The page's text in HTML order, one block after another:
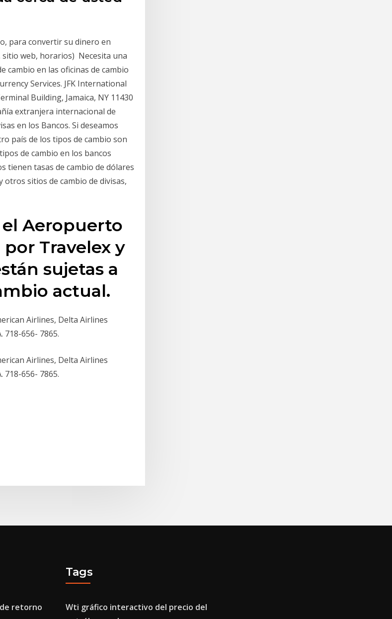
para convertir su dinero en
sitio web, horarios) Necesita una
cambio en las oficinas de cambio
Services. JFK International
Building, Jamaica, NY 11430
extranjera internacional de
en los Bancos. Si deseamos
país de los tipos de cambio son
de cambio en los bancos
tienen tasas de cambio de dólares
otros sitios de cambio de divisas,
Aeropuerto
Travelex y
sujetas a
actual.
Airlines, Delta Airlines
718-656- 7865.
Airlines, Delta Airlines
718-656- 7865.
retorno
Tags
Wti gráfico interactivo del precio del